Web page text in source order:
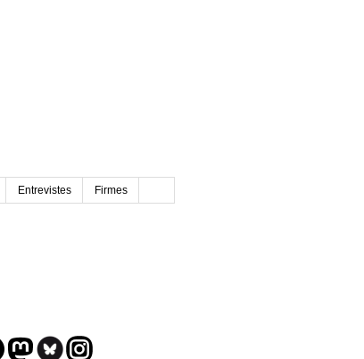
Entrevistes Firmes